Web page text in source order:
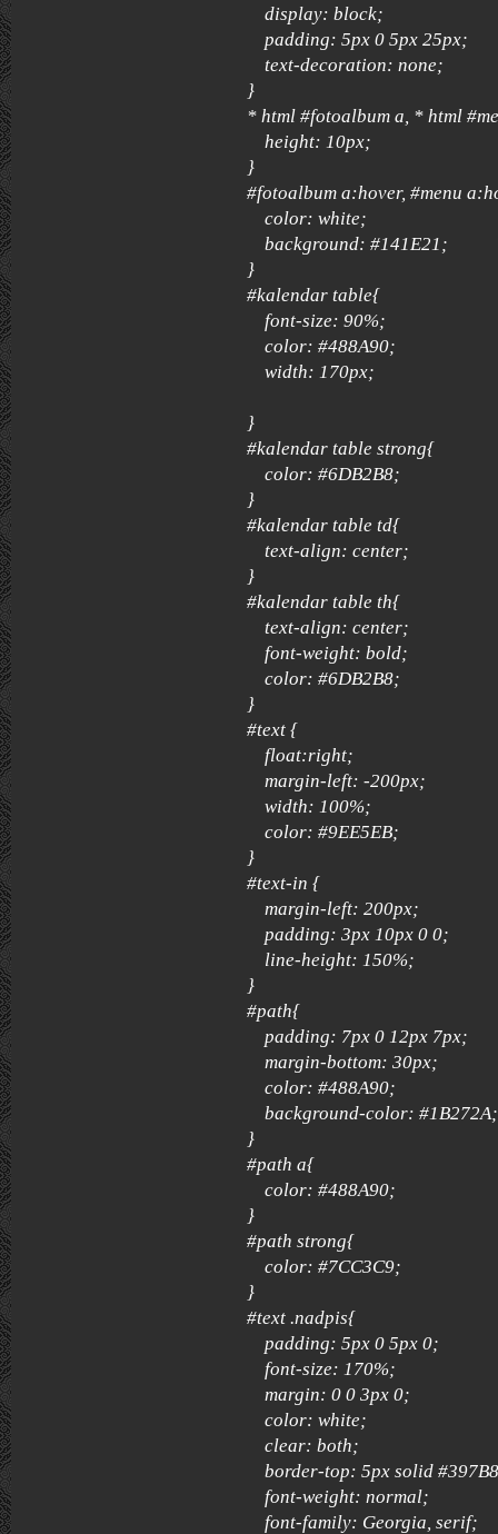
display: block;
padding: 5px 0 5px 25px;
text-decoration: none;
}
* html #fotoalbum a, * html
height: 10px;
}
#fotoalbum a:hover, #menu
color: white;
background: #141E21;
}
#kalendar table{
font-size: 90%;
color: #488A90;
width: 170px;
}
#kalendar table strong{
color: #6DB2B8;
}
#kalendar table td{
text-align: center;
}
#kalendar table th{
text-align: center;
font-weight: bold;
color: #6DB2B8;
}
#text {
float:right;
margin-left: -200px;
width: 100%;
color: #9EE5EB;
}
#text-in {
margin-left: 200px;
padding: 3px 10px 0 0;
line-height: 150%;
}
#path{
padding: 7px 0 12px 7px;
margin-bottom: 30px;
color: #488A90;
background-color: #1B272A;
}
#path a{
color: #488A90;
}
#path strong{
color: #7CC3C9;
}
#text .nadpis{
padding: 5px 0 5px 0;
font-size: 170%;
margin: 0 0 3px 0;
color: white;
clear: both;
border-top: 5px solid
font-weight: normal;
font-family: Georgia, serif;